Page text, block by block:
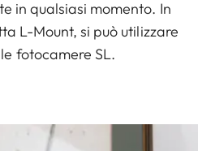
in qualsiasi momento. In
L-Mount, si può utilizzare
fotocamere SL.